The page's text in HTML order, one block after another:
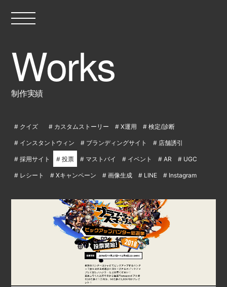
制作実績
クイズ カスタムストーリー X運用
検定/診断
インスタントウィン
ブランディングサイト
店舗誘引
採用サイト
投票 マストバイ イベント AR
UGC
レシート
Xキャンペーン 画像生成 LINE Instagram